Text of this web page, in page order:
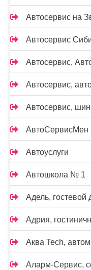
Автосервис на
Автосервис
Автосервис,
Автосервис,
Автосервис,
АвтоСервисМен
Автоуслуги
Автошкола № 1
Адель, гостевой
Адрия,
Аква Tech,
Аларм-Сервис,